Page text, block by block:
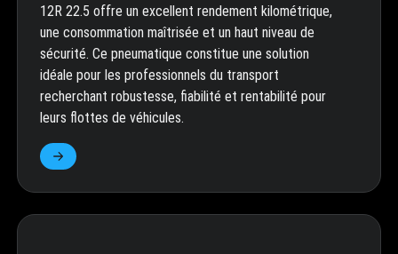
12R 22.5 offre un excellent rendement kilométrique,
une consommation maîtrisée et un haut niveau de
sécurité. Ce pneumatique constitue une solution
idéale pour les professionnels du transport
recherchant robustesse, fiabilité et rentabilité pour
leurs flottes de véhicules.